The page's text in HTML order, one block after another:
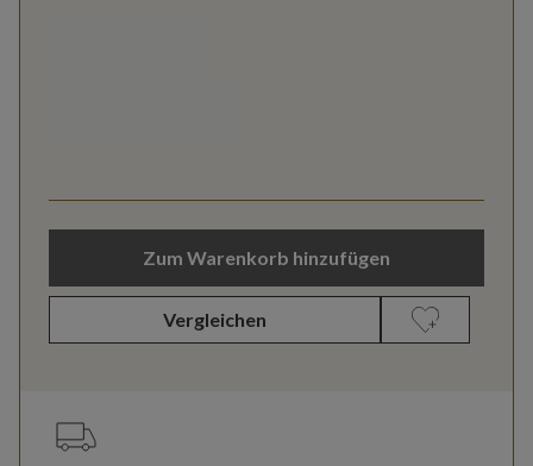
Zum Warenkorb hinzufügen
Vergleichen